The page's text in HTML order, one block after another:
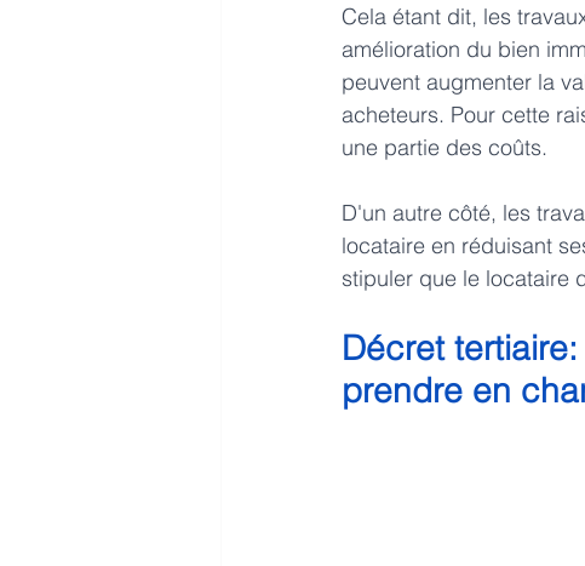
Cela étant dit, les
amélioration du bien
peuvent augmenter la
acheteurs. Pour cette
une partie des coûts.
D'un autre côté, les
locataire en réduisant
stipuler que le locataire
Décret
prendre en